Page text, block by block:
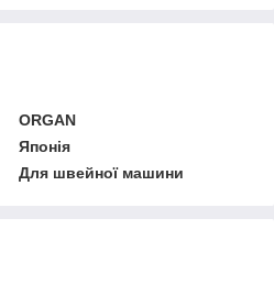
ORGAN
Японія
Для швейної машини